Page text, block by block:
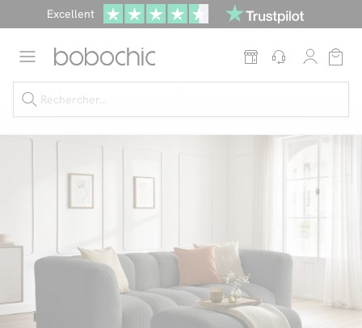
Excellent
Dernière chance jusqu'à -50%
Nouveautés
Livraison rapide